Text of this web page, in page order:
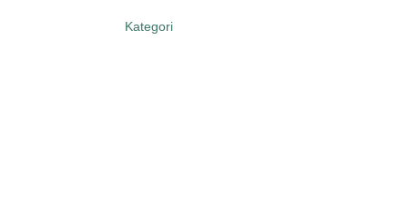
Kategori